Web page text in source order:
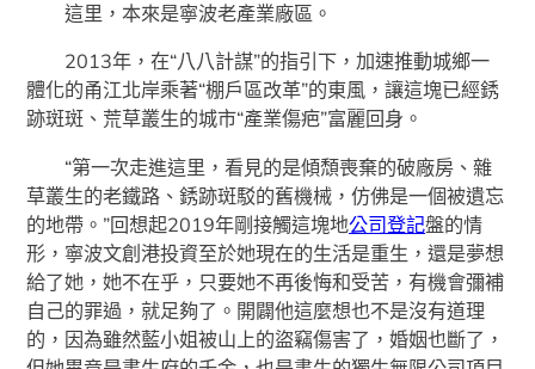
這里，本來是寧波老產業廠區。
2013年，在“八八計謀”的指引下，加速推動城鄉一
體化的甬江北岸乘著“棚戶區改革”的東風，讓這塊已經銹
跡斑斑、荒草叢生的城市“產業傷疤”富麗回身。
“第一次走進這里，看見的是傾頹喪棄的破廠房、雜
草叢生的老鐵路、銹跡斑駁的舊機械，仿佛是一個被遺忘
的地帶。”回想起2019年剛接觸這塊地公司登記盤的情
形，寧波文創港投資至於她現在的生活是重生，還是夢想
給了她，她不在乎，只要她不再後悔和受苦，有機會彌補
自己的罪過，就足夠了。開闢他這麼想也不是沒有道理
的，因為雖然藍小姐被山上的盜竊傷害了，婚姻也斷了，